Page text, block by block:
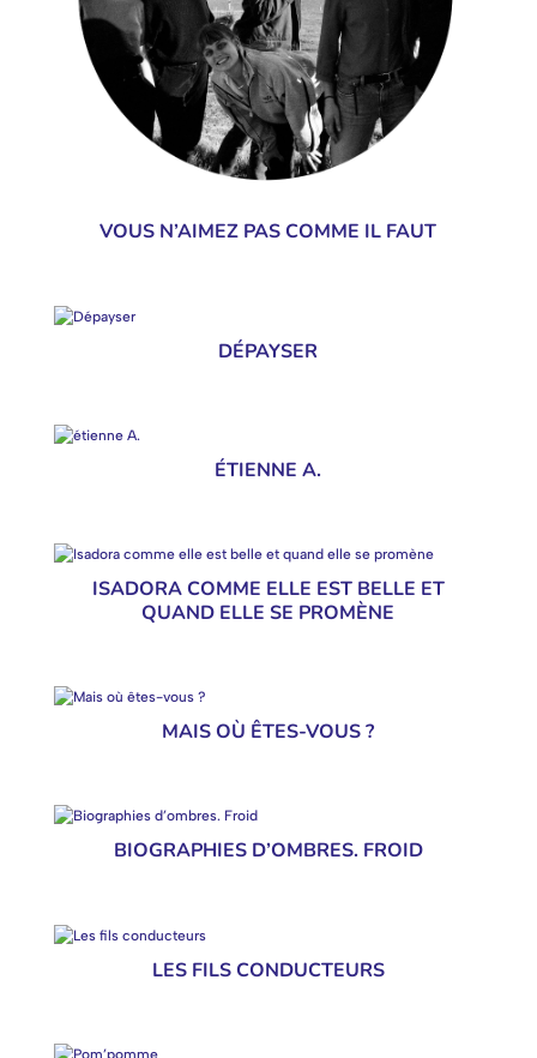
VOUS N’AIMEZ PAS COMME IL FAUT
DÉPAYSER
ÉTIENNE A.
ISADORA COMME ELLE EST BELLE ET
QUAND ELLE SE PROMÈNE
MAIS OÙ ÊTES-VOUS ?
BIOGRAPHIES D’OMBRES. FROID
LES FILS CONDUCTEURS